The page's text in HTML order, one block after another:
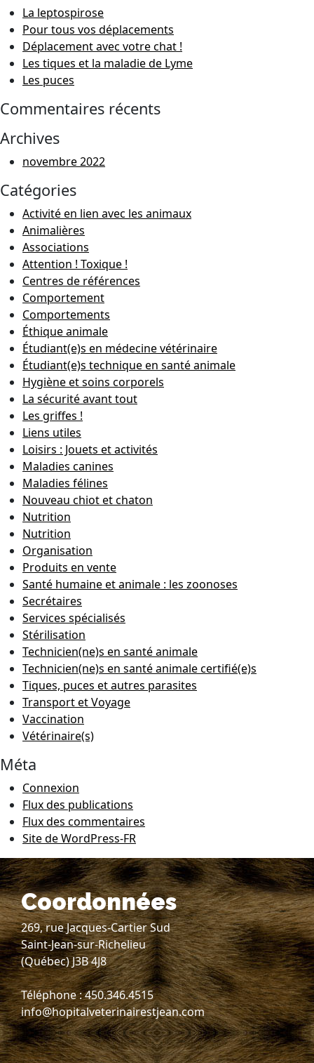
La leptospirose
Pour tous vos déplacements
Déplacement avec votre chat !
Les tiques et la maladie de Lyme
Les puces
Commentaires récents
Archives
novembre 2022
Catégories
Activité en lien avec les animaux
Animalières
Associations
Attention ! Toxique !
Centres de références
Comportement
Comportements
Éthique animale
Étudiant(e)s en médecine vétérinaire
Étudiant(e)s technique en santé animale
Hygiène et soins corporels
La sécurité avant tout
Les griffes !
Liens utiles
Loisirs : Jouets et activités
Maladies canines
Maladies félines
Nouveau chiot et chaton
Nutrition
Nutrition
Organisation
Produits en vente
Santé humaine et animale : les zoonoses
Secrétaires
Services spécialisés
Stérilisation
Technicien(ne)s en santé animale
Technicien(ne)s en santé animale certifié(e)s
Tiques, puces et autres parasites
Transport et Voyage
Vaccination
Vétérinaire(s)
Méta
Connexion
Flux des publications
Flux des commentaires
Site de WordPress-FR
Coordonnées
269, rue Jacques-Cartier Sud
Saint-Jean-sur-Richelieu
(Québec) J3B 4J8
Téléphone : 450.346.4515
info@hopitalveterinairestjean.com